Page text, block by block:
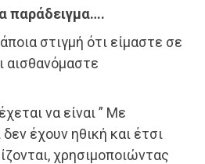
παράδειγμα….
στιγμή ότι είμαστε σε
αισθανόμαστε
να είναι ” Με
έχουν ηθική και έτσι
χρησιμοποιώντας